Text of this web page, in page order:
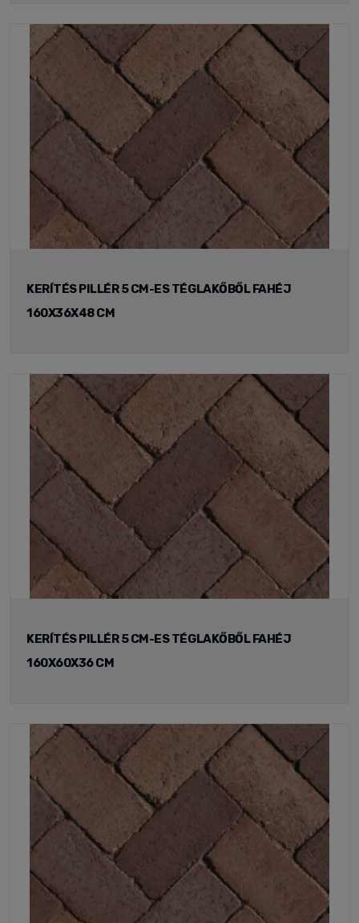
KERÍTÉS PILLÉR 5 CM-ES TÉGLAKŐBŐL FAHÉJ
160X36X48 CM
KERÍTÉS PILLÉR 5 CM-ES TÉGLAKŐBŐL FAHÉJ
160X60X36 CM